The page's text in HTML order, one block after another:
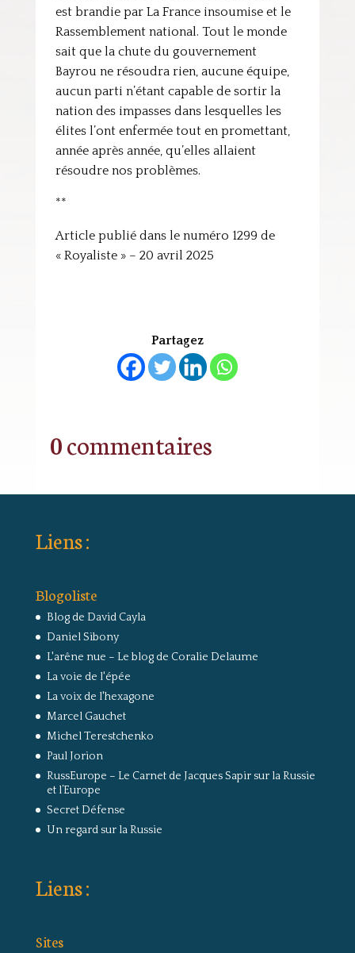
est brandie par La France insoumise et le
Rassemblement national. Tout le monde
sait que la chute du gouvernement
Bayrou ne résoudra rien, aucune équipe,
aucun parti n’étant capable de sortir la
nation des impasses dans lesquelles les
élites l’ont enfermée tout en promettant,
année après année, qu’elles allaient
résoudre nos problèmes.
**
Article publié dans le numéro 1299 de
« Royaliste » – 20 avril 2025
Partagez
0 commentaires
Liens :
Blogoliste
Blog de David Cayla
Daniel Sibony
L'arêne nue – Le blog de Coralie Delaume
La voie de l'épée
La voix de l'hexagone
Marcel Gauchet
Michel Terestchenko
Paul Jorion
RussEurope – Le Carnet de Jacques Sapir sur la Russie
et l’Europe
Secret Défense
Un regard sur la Russie
Liens :
Sites